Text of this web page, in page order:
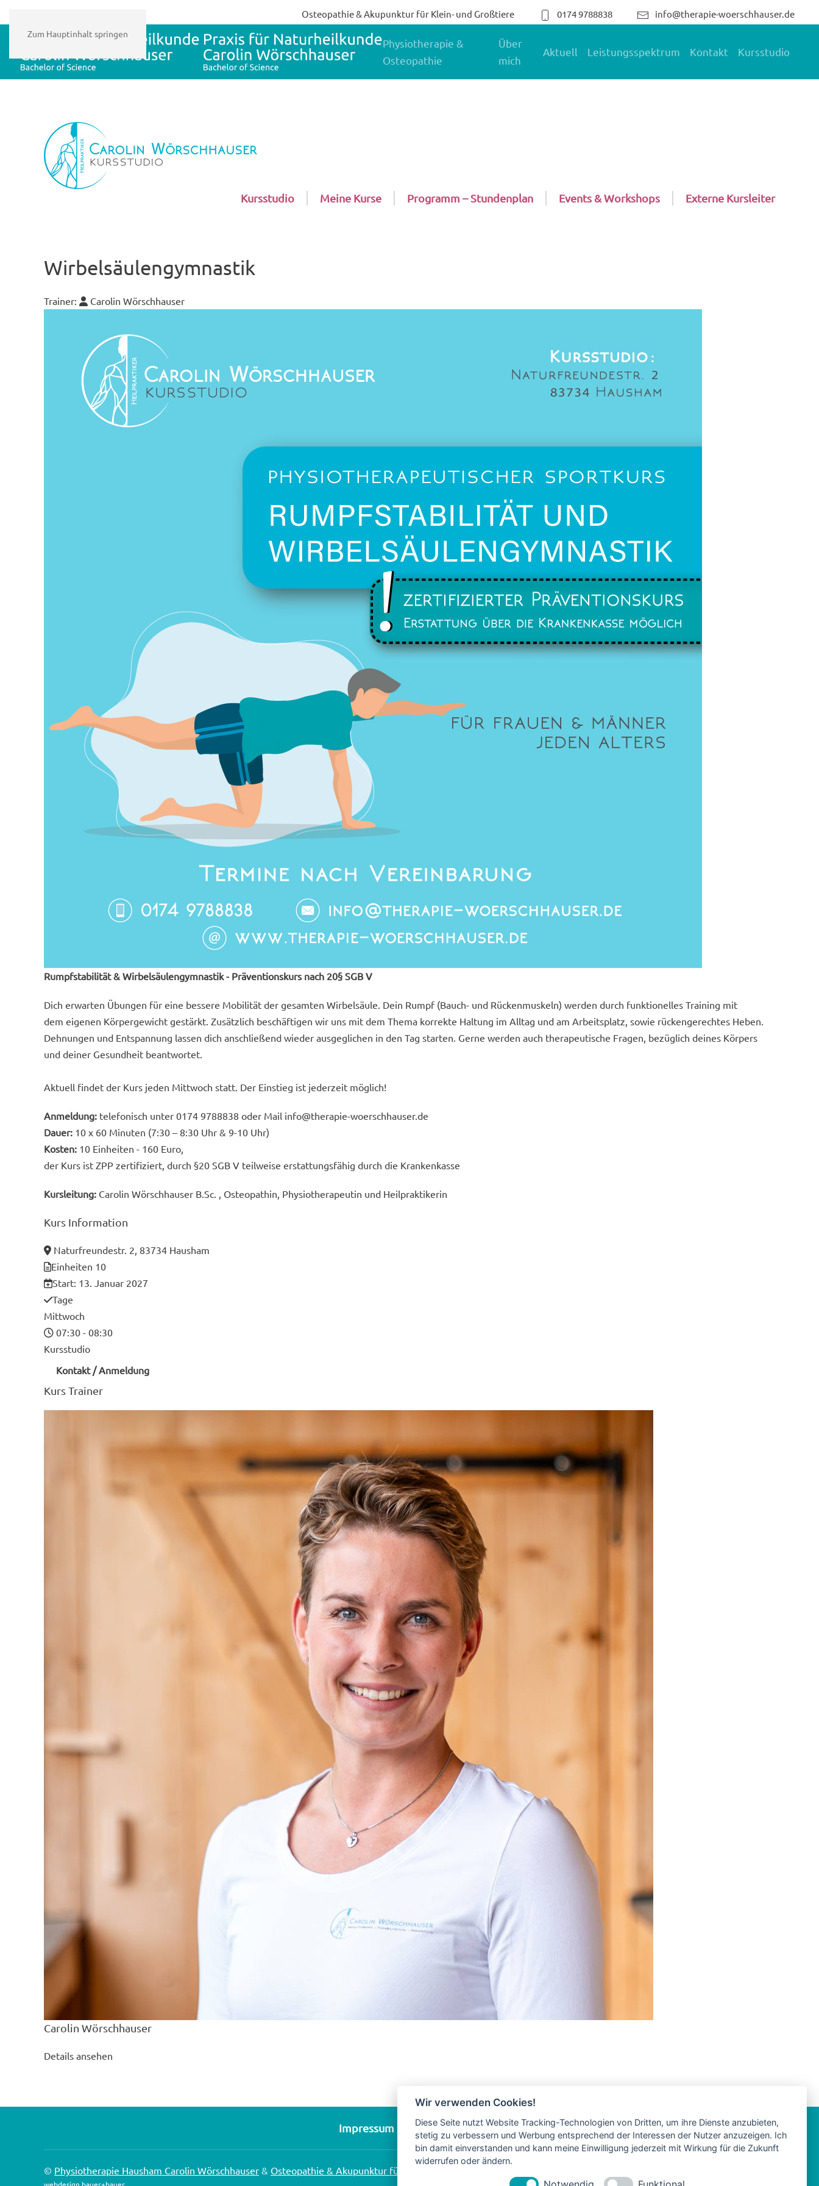
Zum Hauptinhalt springen
Osteopathie & Akupunktur für Klein- und Großtiere 0174 9788838 info@therapie-woerschhauser.de
Physiotherapie &
Osteopathie
Über
mich
Aktuell Leistungsspektrum Kontakt Kursstudio
Kursstudio Meine Kurse Programm – Stundenplan Events & Workshops Externe Kursleiter
Wirbelsäulengymnastik
Trainer: Carolin Wörschhauser
Rumpfstabilität & Wirbelsäulengymnastik - Präventionskurs nach 20§ SGB V
Dich erwarten Übungen für eine bessere Mobilität der gesamten Wirbelsäule. Dein Rumpf (Bauch- und Rückenmuskeln) werden durch funktionelles Training mit
dem eigenen Körpergewicht gestärkt. Zusätzlich beschäftigen wir uns mit dem Thema korrekte Haltung im Alltag und am Arbeitsplatz, sowie rückengerechtes Heben.
Dehnungen und Entspannung lassen dich anschließend wieder ausgeglichen in den Tag starten. Gerne werden auch therapeutische Fragen, bezüglich deines Körpers
und deiner Gesundheit beantwortet.
Aktuell findet der Kurs jeden Mittwoch statt. Der Einstieg ist jederzeit möglich!
Anmeldung: telefonisch unter 0174 9788838 oder Mail info@therapie-woerschhauser.de
Dauer: 10 x 60 Minuten (7:30 – 8:30 Uhr & 9-10 Uhr)
Kosten: 10 Einheiten - 160 Euro,
der Kurs ist ZPP zertifiziert, durch §20 SGB V teilweise erstattungsfähig durch die Krankenkasse
Kursleitung: Carolin Wörschhauser B.Sc. , Osteopathin, Physiotherapeutin und Heilpraktikerin
Kurs Information
Naturfreundestr. 2, 83734 Hausham
Einheiten 10
Start: 13. Januar 2027
Tage
Mittwoch
07:30 - 08:30
Kursstudio
Kontakt / Anmeldung
KursTrainer
Carolin Wörschhauser
Details ansehen
Impressum Datenschutz
© Physiotherapie Hausham Carolin Wörschhauser & Osteopathie & Akupunktur für Klein- und Großtiere
Wir verwenden Cookies!
Diese Seite nutzt Website Tracking-Technologien von Dritten, um ihre Dienste anzubieten,
stetig zu verbessern und Werbung entsprechend der Interessen der Nutzer anzuzeigen. Ich
bin damit einverstanden und kann meine Einwilligung jederzeit mit Wirkung für die Zukunft
widerrufen oder ändern.